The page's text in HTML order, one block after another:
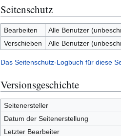
Seitenschutz
Bearbeiten
Alle Benutzer
Verschieben
Alle Benutzer
Das Seitenschutz-Logbuch für diese
Versionsgeschichte
Seitenersteller
Datum der Seitenerstellung
Letzter Bearbeiter